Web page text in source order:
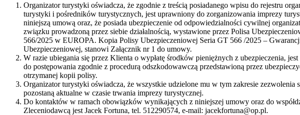
Organizator turystyki oświadcza, że zgodnie z treścią posiadanego wpisu do rejestru
turystyki i pośredników turystycznych, jest uprawniony do zorganizowania imprezy
niniejszą umową oraz, że posiada ubezpieczenie od odpowiedzialności cywilnej
związku prowadzoną przez siebie działalnością, wystawione przez Polisa
566/2025 w EUROPA. Kopia Polisy Ubezpieczeniowej Seria GT 566 /2025 –
Ubezpieczeniowej, stanowi Załącznik nr 1 do umowy.
W razie ubiegania się przez Klienta o wypłatę środków pieniężnych z ubezpieczenia,
do postępowania zgodnie z procedurą odszkodowawczą przedstawioną przez
otrzymanej kopii polisy.
Organizator turystyki oświadcza, że wszystkie udzielone mu w tym zakresie zezwolenia
pozostaną aktualne w czasie trwania imprezy turystycznej.
Do kontaktów w ramach obowiązków wynikających z niniejszej umowy oraz do
Zleceniodawcą jest Jacek Fortuna, tel. 512290574, e-mail: jacekfortuna@op.pl.